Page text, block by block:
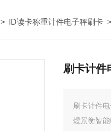
> ID读卡称重计件电子秤刷卡 >
刷卡计件
刷卡计件
煜景衡智